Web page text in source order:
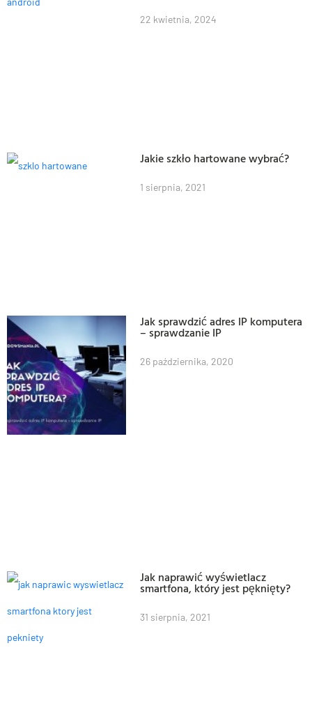
22 kwietnia, 2024
Jakie szkło hartowane wybrać?
1 sierpnia, 2021
Jak sprawdzić adres IP komputera
– sprawdzanie IP
26 października, 2020
Jak naprawić wyświetlacz
smartfona, który jest pęknięty?
31 sierpnia, 2021